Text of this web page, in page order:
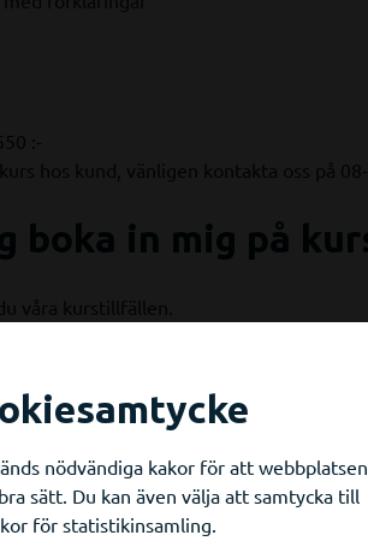
:-
hos kund, vänligen kontakta oss på
boka in mig på
våra kurstillfällen.
?
nödvändiga kakor för att webbplatsen
sätt. Du kan även välja att samtycka till
för statistikinsamling.